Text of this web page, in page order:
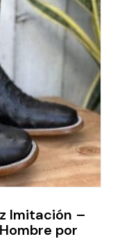
Imitación –
por